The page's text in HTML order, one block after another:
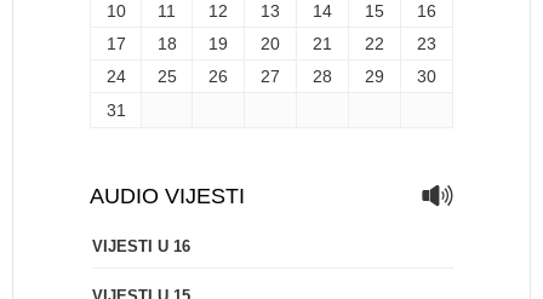
10 11 12 13 14 15
16
17
18 19 20 21 22
23
24
25 26 27 28 29
30
31
AUDIO VIJESTI
VIJESTI U 16